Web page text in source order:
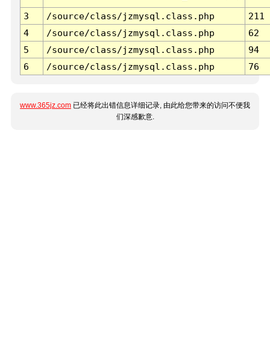
3 /source/class/jzmysql.class.php
211
4
/source/class/jzmysql.class.php
62
5
/source/class/jzmysql.class.php
94
6
/source/class/jzmysql.class.php 76
www.365jz.com 已经将此出错信息详细记录, 由此给您带来的访问不便我
们深感歉意.